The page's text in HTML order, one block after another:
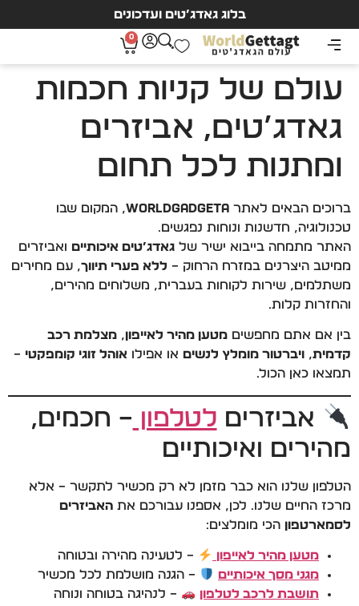
בלוג גאדג’טים ועדכונים
0
עולם של קניות חכמות
גאדג’טים, אביזרים
ומתנות לכל תחום
ברוכים הבאים לאתר WorldGadgeta, המקום שבו
טכנולוגיה, חדשנות ונוחות נפגשים.
האתר מתמחה בייבוא ישיר של גאדג’טים איכותיים ואביזרים
ממיטב היצרנים במזרח הרחוק – ללא פערי תיווך, עם מחירים
משתלמים, שירות לקוחות בעברית, משלוחים מהירים,
והחזרות קלות.
בין אם אתם מחפשים מטען מהיר לאייפון, מצלמת רכב
קדמית, ויברטור מומלץ לנשים או אפילו אוהל זוגי קומפקטי –
תמצאו כאן הכול.
אביזרים לטלפון – חכמים,
מהירים ואיכותיים
הטלפון שלנו הוא כבר מזמן לא רק מכשיר לתקשר – אלא
מרכז החיים שלנו. לכן, אספנו עבורכם את האביזרים
לסמארטפון הכי מומלצים:
מטען מהיר לאייפון
– לטעינה מהירה ובטוחה
מגני מסך איכותיים
– הגנה מושלמת לכל מכשיר
תושבת לרכב לטלפון
– לנהיגה בטוחה ונוחה